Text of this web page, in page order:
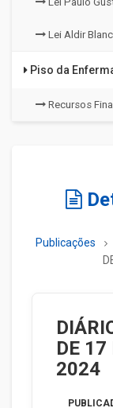
Lei Aldir
Piso da
Recursos
Publicações
DE 17
2024